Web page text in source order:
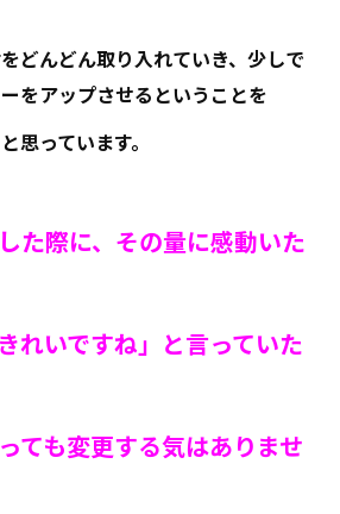
どんどん取り入れていき、少しで
をアップさせるということを
思っています。
た際に、その量に感動いた
れいですね」と言っていた
ても変更する気はありませ